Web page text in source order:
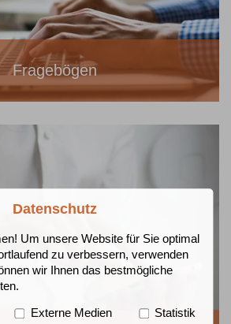
Fragebögen
Datenschutz
Um unsere Website für Sie optimal
zu verbessern, verwenden
wir Ihnen das bestmögliche
Externe Medien Statistik